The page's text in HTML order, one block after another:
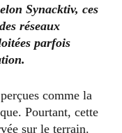
Synacktiv, ces
réseaux
parfois
comme la
Pourtant, cette
sur le terrain.